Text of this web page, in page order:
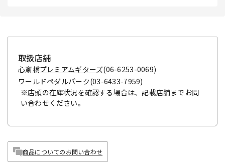
取扱店舗
心斎橋プレミアムギターズ(06-6253-0069)
ワールドペダルパーク(03-6433-7959)
※店頭の在庫状況を確認する場合は、記載店舗までお問
い合わせください。
商品についてのお問い合わせ